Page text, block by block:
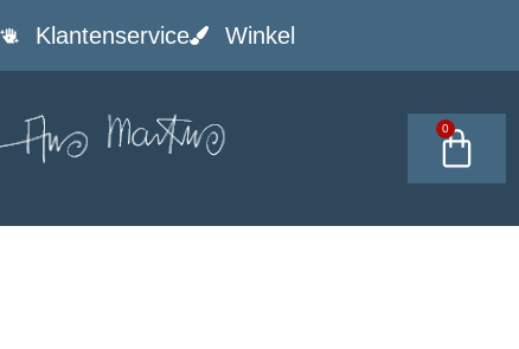
Klantenservice Winkel
0